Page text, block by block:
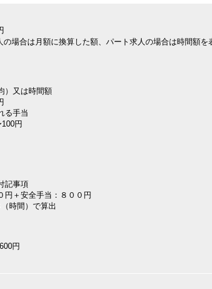
場合は月額に換算した額、パート求人の場合は時間額を
）又は時間額
る手当
円
記事項
円＋安全手当：８００円
時間）で算出
円